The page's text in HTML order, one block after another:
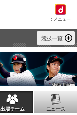
dメニュー
競技一覧
出場チーム ニュース